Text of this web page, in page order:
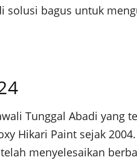
bagus untuk
Tunggal Abadi yang
Hikari Paint sejak
menyelesaikan